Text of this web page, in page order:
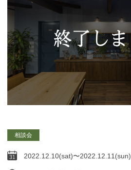
相談会
2022.12.10(sat)〜2022.12.11(sun)